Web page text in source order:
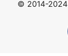
© 2014-2024